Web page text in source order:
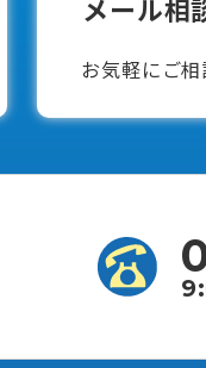
メール相
お気軽にご相